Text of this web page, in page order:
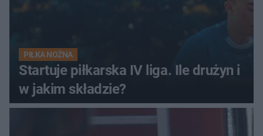
PIŁKA NOŻNA
Startuje piłkarska IV liga. Ile drużyn i
w jakim składzie?